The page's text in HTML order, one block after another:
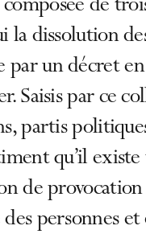
de
la dissolution
par un décret
Saisis par ce
partis
qu’il
de provocation
des personnes